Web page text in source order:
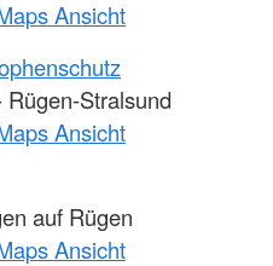
Ansicht
Rügen-Stralsund
Ansicht
auf Rügen
Ansicht